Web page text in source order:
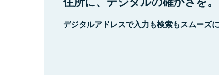
デジタルアドレスで入力も検索もスムーズ